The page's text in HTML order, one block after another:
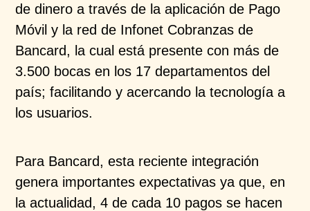
de dinero a través de la aplicación de Pago
Móvil y la red de Infonet Cobranzas de
Bancard, la cual está presente con más de
3.500 bocas en los 17 departamentos del
país; facilitando y acercando la tecnología a
los usuarios.
Para Bancard, esta reciente integración
genera importantes expectativas ya que, en
la actualidad, 4 de cada 10 pagos se hacen